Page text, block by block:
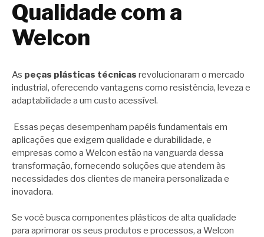
Qualidade com a
Welcon
As peças plásticas técnicas revolucionaram o mercado
industrial, oferecendo vantagens como resistência, leveza e
adaptabilidade a um custo acessível.
Essas peças desempenham papéis fundamentais em
aplicações que exigem qualidade e durabilidade, e
empresas como a Welcon estão na vanguarda dessa
transformação, fornecendo soluções que atendem às
necessidades dos clientes de maneira personalizada e
inovadora.
Se você busca componentes plásticos de alta qualidade
para aprimorar os seus produtos e processos, a Welcon